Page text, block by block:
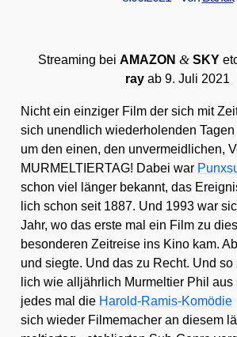
Strea­ming bei AMAZON &SKY
ray ab 9. Juli 2021
Nicht ein ein­zi­ger Film der sich mit
sich unend­lich wie­der­ho­len­den
um den einen, den unver­meid­li­chen,
MURMELTIERTAG! Dabei war
schon viel län­ger bekannt, das
lich schon seit 1887. Und 1993 war
Jahr, wo das ers­te mal ein Film zu
beson­de­ren Zeit­rei­se ins Kino kam.
und sieg­te. Und das zu Recht. Und
lich wie all­jähr­lich Mur­mel­tier Phil aus
jedes mal die Harold-Ramis-Komö­die
sich wie­der Fil­me­ma­cher an die­sem